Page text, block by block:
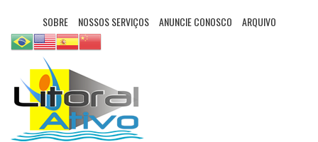
SOBRE NOSSOS SERVIÇOS ANUNCIE CONOSCO ARQUIVO